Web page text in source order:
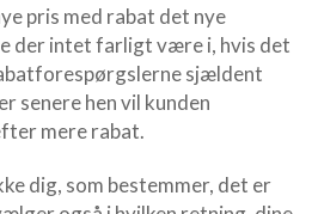
pris med rabat det nye
der intet farligt være i, hvis det
sjældent
senere hen vil kunden
mere rabat.
dig, som bestemmer, det er